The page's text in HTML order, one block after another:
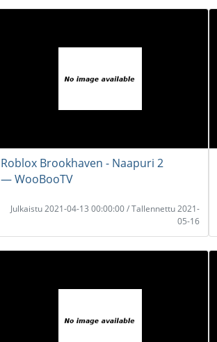
Roblox Brookhaven - Naapuri 2
― WooBooTV
Julkaistu 2021-04-13 00:00:00 / Tallennettu 2021-
05-16